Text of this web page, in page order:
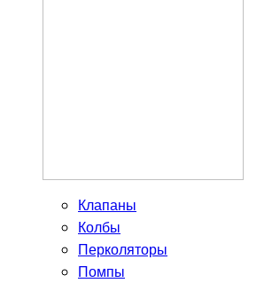
Клапаны
Колбы
Перколяторы
Помпы